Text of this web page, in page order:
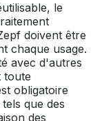
le
doivent être
chaque usage.
avec d'autres
toute
obligatoire
que des
des